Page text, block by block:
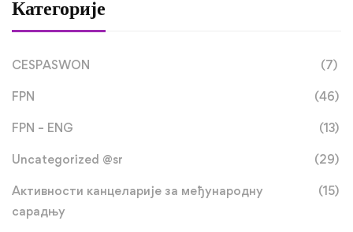
Категорије
CESPASWON (7)
FPN (46)
FPN – ENG (13)
Uncategorized @sr (29)
Активности канцеларије за међународну
сарадњу
(15)